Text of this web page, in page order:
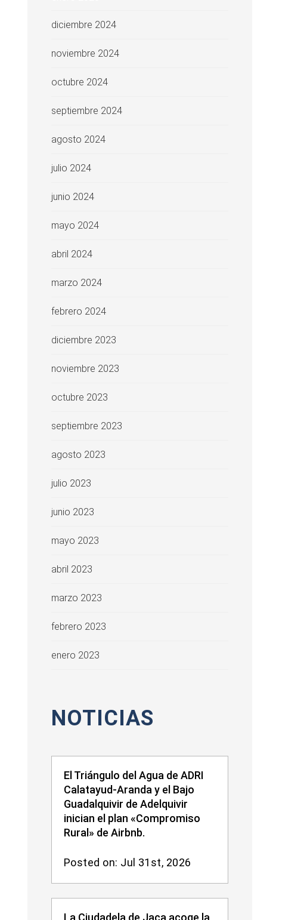
diciembre 2024
noviembre 2024
octubre 2024
septiembre 2024
agosto 2024
julio 2024
junio 2024
mayo 2024
abril 2024
marzo 2024
febrero 2024
diciembre 2023
noviembre 2023
octubre 2023
septiembre 2023
agosto 2023
julio 2023
junio 2023
mayo 2023
abril 2023
marzo 2023
febrero 2023
enero 2023
NOTICIAS
El Triángulo del Agua de ADRI
Calatayud-Aranda y el Bajo
Guadalquivir de Adelquivir
inician el plan «Compromiso
Rural» de Airbnb.
Posted on: Jul 31st, 2026